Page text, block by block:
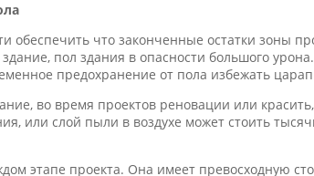
что законченные остатки зоны
пол здания в опасности большого
предохранение от пола избежать
во время проектов реновации или
или слой пыли в воздухе может стоить
этапе проекта. Она имеет превосходную